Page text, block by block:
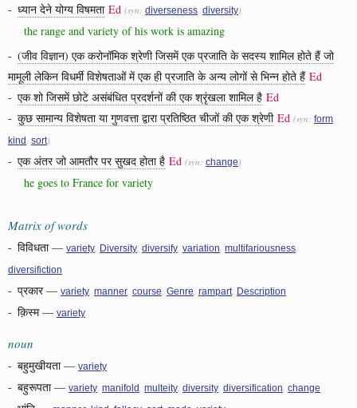
- ध्यान देने योग्य विषमता Ed (syn: diverseness diversity)
the range and variety of his work is amazing
- (जीव विज्ञान) एक करोनॉमिक श्रेणी जिसमें एक प्रजाति के सदस्य शामिल होते हैं जो
मामूली लेकिन विधर्मी विशेषताओं में एक ही प्रजाति के अन्य लोगों से भिन्न होते हैं Ed
- एक शो जिसमें छोटे असंबंधित प्रदर्शनों की एक श्रृंखला शामिल है Ed
- कुछ सामान्य विशेषता या गुणवत्ता द्वारा प्रतिष्ठित चीजों की एक श्रेणी Ed (syn: form
kind sort)
- एक अंतर जो आमतौर पर सुखद होता है Ed (syn: change )
he goes to France for variety
Matrix of words
- विविधता— variety Diversity diversify variation multifariousness
diversifiction
- प्रकार— variety manner course Genre rampart Description
- क़िस्म— variety
noun
- बहुमुखीयता— variety
- बहुरूपता— variety manifold multeity diversity diversification change